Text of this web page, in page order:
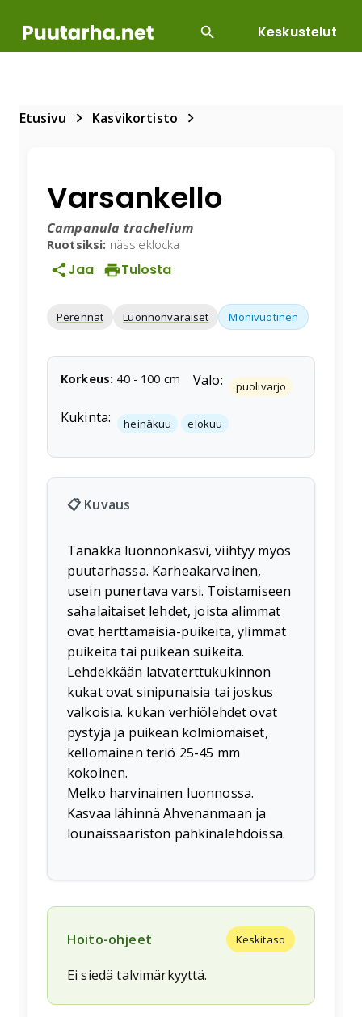
Keskustelut
Etusivu Kasvikortisto
Varsankello
Campanula trachelium
Ruotsiksi: nässleklocka
Jaa Tulosta
Perennat Luonnonvaraiset Monivuotinen
Korkeus: 40- 100 cm Valo: puolivarjo
Kukinta: heinäkuu elokuu
📋 Kuvaus
Tanakka luonnonkasvi, viihtyy myös
puutarhassa. Karheakarvainen,
usein punertava varsi. Toistamiseen
sahalaitaiset lehdet, joista alimmat
ovat herttamaisia-puikeita, ylimmät
puikeita tai puikean suikeita.
Lehdekkään latvaterttukukinnon
kukat ovat sinipunaisia tai joskus
valkoisia. kukan verhiölehdet ovat
pystyjä ja puikean kolmiomaiset,
kellomainen teriö 25-45 mm
kokoinen.
Melko harvinainen luonnossa.
Kasvaa lähinnä Ahvenanmaan ja
lounaissaariston pähkinälehdoissa.
Hoito-ohjeet Keskitaso
Ei siedä talvimärkyyttä.